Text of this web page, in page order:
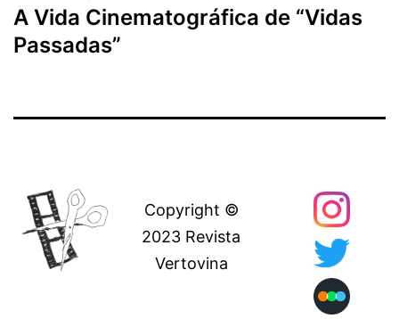
A Vida Cinematográfica de “Vidas
Passadas”
Copyright ©
2023 Revista
Vertovina